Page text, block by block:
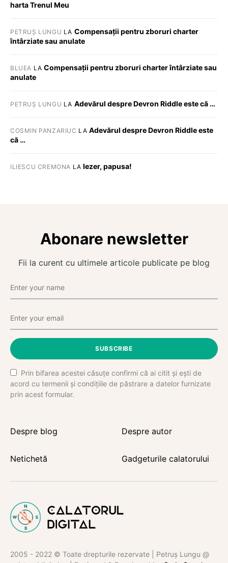
harta Trenul Meu
PETRUȘ LUNGU LA Compensații pentru zboruri charter
întârziate sau anulate
BLUEA LACompensații pentru zboruri charter întârziate sau
anulate
PETRUȘ LUNGU LA Adevărul despre Devron Riddle este că …
COSMIN PANZARIUC LA Adevărul despre Devron Riddle este
că …
ILIESCU CREMONA LA Iezer, papusa!
Abonare newsletter
Fii la curent cu ultimele articole publicate pe blog
SUBSCRIBE
Prin bifarea acestei căsuțe confirmi că ai citit și ești de
acord cu termenii și condițiile de păstrare a datelor furnizate
prin acest formular.
Despre blog Despre autor
Netichetă Gadgeturile calatorului
2005 - 2022 © Toate drepturile rezervate | Petruș Lungu @